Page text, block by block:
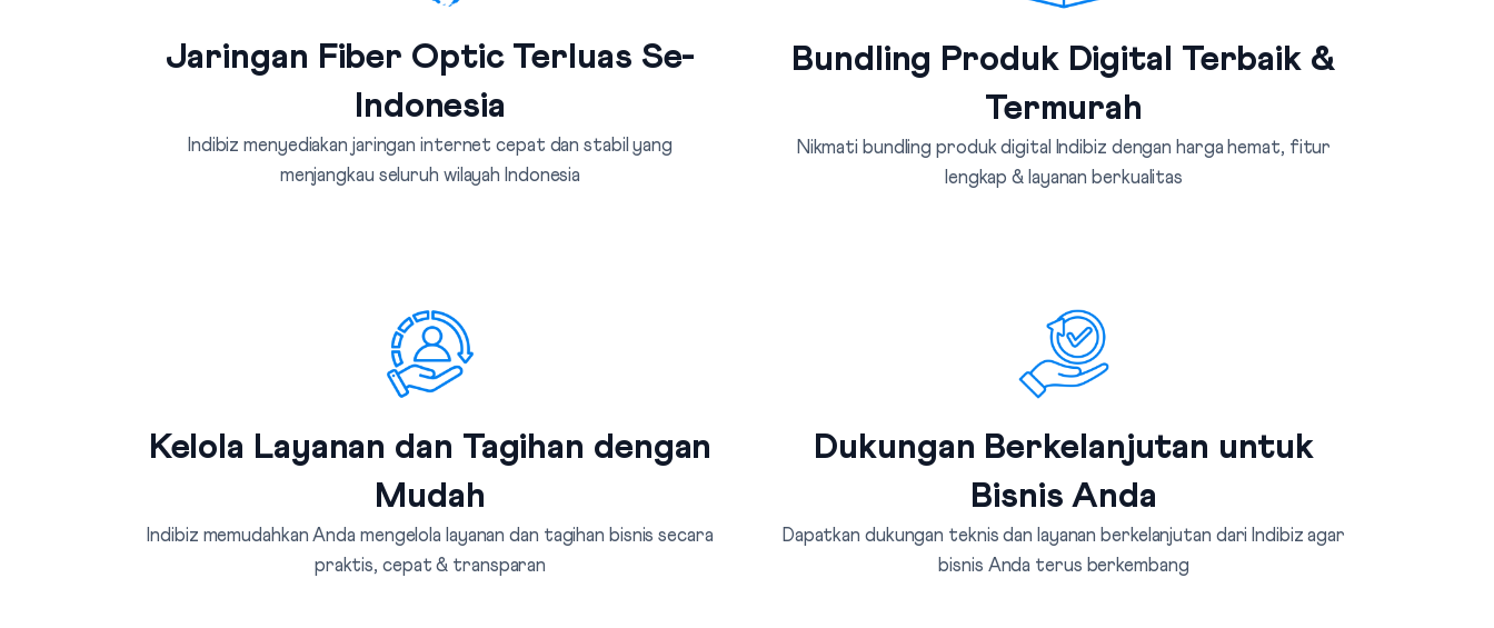
Jaringan Fiber Optic Terluas Se-
Indonesia
Indibiz menyediakan jaringan internet cepat dan stabil yang
menjangkau seluruh wilayah Indonesia
Bundling Produk Digital Terbaik &
Termurah
Nikmati bundling produk digital Indibiz dengan harga hemat, fitur
lengkap & layanan berkualitas
Kelola Layanan dan Tagihan dengan
Mudah
Indibiz memudahkan Anda mengelola layanan dan tagihan bisnis secara
praktis, cepat & transparan
Dukungan Berkelanjutan untuk
Bisnis Anda
Dapatkan dukungan teknis dan layanan berkelanjutan dari Indibiz agar
bisnis Anda terus berkembang